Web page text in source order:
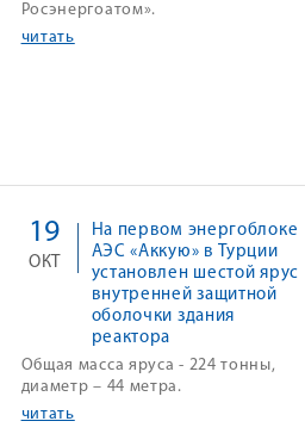
Росэнергоатом».
читать
На первом энергоблоке
АЭС «Аккую» в Турции
установлен шестой ярус
внутренней защитной
оболочки здания
реактора
19
ОКТ
Общая масса яруса - 224 тонны,
диаметр – 44 метра.
читать